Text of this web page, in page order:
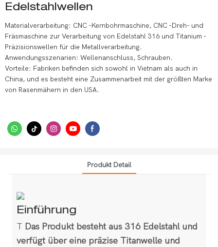
Edelstahlwellen
Materialverarbeitung: CNC -Kernbohrmaschine, CNC -Dreh- und
Fräsmaschine zur Verarbeitung von Edelstahl 316 und Titanium -
Präzisionswellen für die Metallverarbeitung.
Anwendungsszenarien: Wellenanschluss, Schrauben.
Vorteile: Fabriken befinden sich sowohl in Vietnam als auch in
China, und es besteht eine Zusammenarbeit mit der größten Marke
von Rasenmähern in den USA.
Produkt Detail
Einführung
T Das Produkt besteht aus 316 Edelstahl und
verfügt über eine präzise Titanwelle und